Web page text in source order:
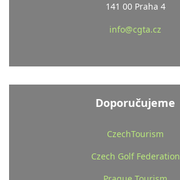
141 00 Praha 4
info@cgta.cz
Doporučujeme
CzechTourism
Czech Golf Federation